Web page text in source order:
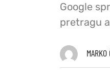
Google
pretragu
MARKO